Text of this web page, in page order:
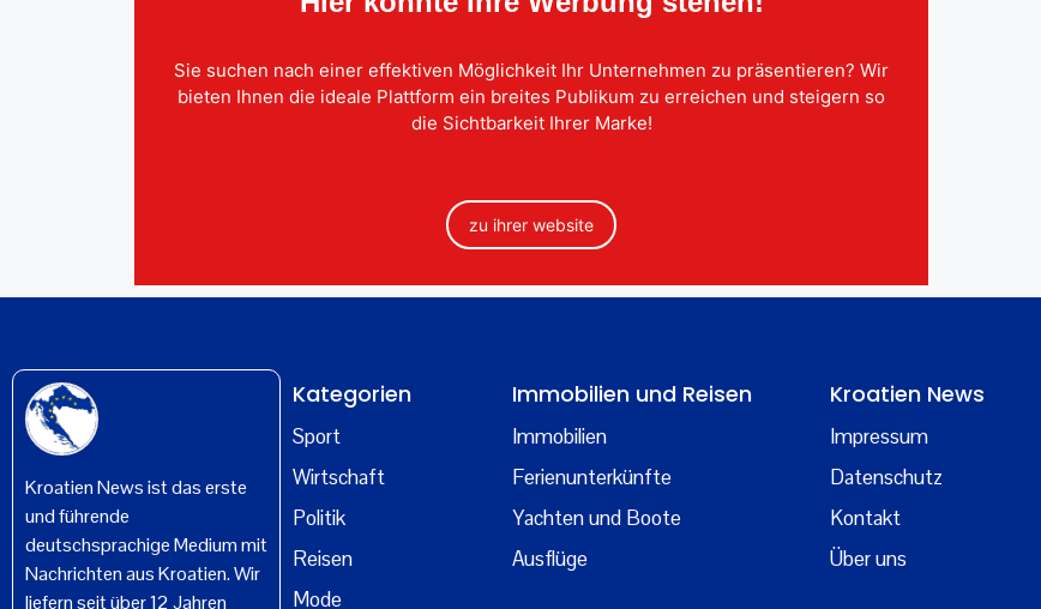
Sie suchen nach einer effektiven Möglichkeit Ihr Unternehmen zu präsentieren? Wir
bieten Ihnen die ideale Plattform ein breites Publikum zu erreichen und steigern so
die Sichtbarkeit Ihrer Marke!
zu ihrer website
Kroatien News ist das erste
und führende
deutschsprachige Medium mit
Nachrichten aus Kroatien. Wir
liefern seit über 12 Jahren
Kategorien
Sport
Wirtschaft
Politik
Reisen
Mode
Immobilien und Reisen
Immobilien
Ferienunterkünfte
Yachten und Boote
Ausflüge
Kroatien News
Impressum
Datenschutz
Kontakt
Über uns